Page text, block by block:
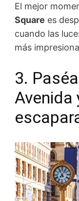
El mejor
Square es
cuando las
más
3.
Avenida